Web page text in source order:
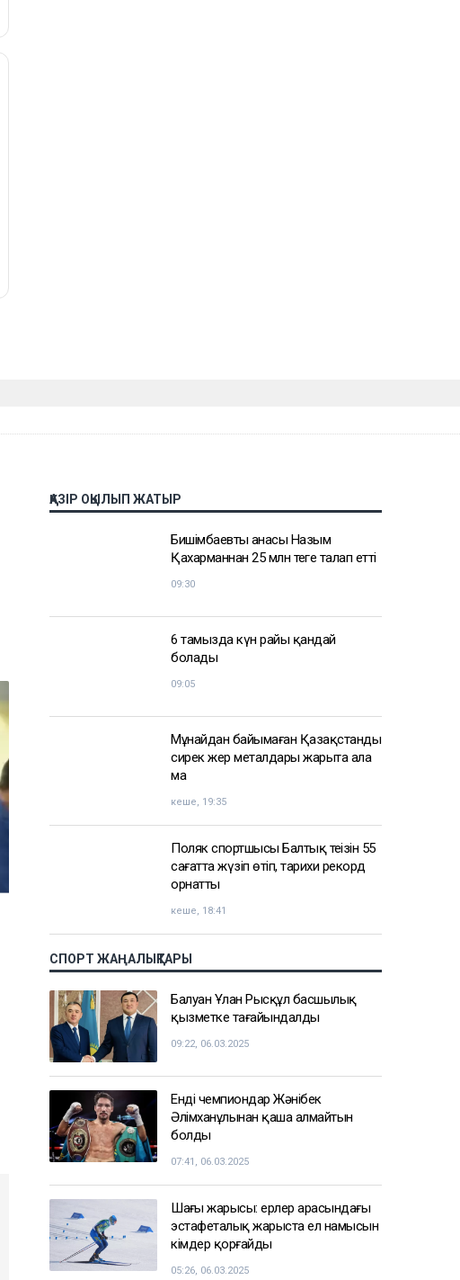
ҚАЗІР ОҚЫЛЫП ЖАТЫР
Бишімбаевтың анасы Назым
Қахарманнан 25 млн теңге талап етті
09:30
6 тамызда күн райы қандай
болады
09:05
Мұнайдан байымаған Қазақстанды
сирек жер металдары жарыта ала
ма
кеше, 19:35
Поляк спортшысы Балтық теңізін 55
сағатта жүзіп өтіп, тарихи рекорд
орнатты
кеше, 18:41
СПОРТ ЖАҢАЛЫҚТАРЫ
Балуан Ұлан Рысқұл басшылық
қызметке тағайындалды
09:22, 06.03.2025
Енді чемпиондар Жәнібек
Әлімханұлынан қаша алмайтын
болды
07:41, 06.03.2025
Шаңғы жарысы: ерлер арасындағы
эстафеталық жарыста ел намысын
кімдер қорғайды
05:26, 06.03.2025